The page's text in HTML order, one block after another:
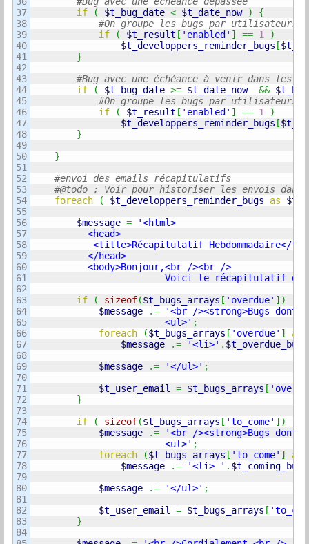
37
38
39
40
41
42
43
44
45
46
47
48
49
50
51
52
53
54
55
56
57
58
59
60
61
62
63
64
65
66
67
68
69
70
71
72
73
74
75
76
77
78
79
80
81
82
83
84
if
( $t_bug_date < $t_date_now )
{
if
( $t_result [ 'enabled' ] == 1
)
$t_developpers_reminder_bugs [
}
if ( $t_bug_date >= $t_date_now &&
if
( $t_result [ 'enabled' ] == 1
)
$t_developpers_reminder_bugs [
}
}
foreach
( $t_developpers_reminder_bugs as
$message =
'<html>
<head>
<title>Récapitulatif Hebdommadaire</
</head>
<body>Bonjour,<br /><br />
Voici le récapitulatif des bugs à
if
( sizeof($t_bugs_arrays [ 'overdue' ] )
$message
.=
'<br /><strong>Bugs dont
<ul>' ;
foreach
($t_bugs_arrays [ 'overdue' ] as
$message
.= '<li>' . $t_overdue_bug
$message
.= '</ul>' ;
$t_user_email
= $t_bugs_arrays [
}
if
( sizeof($t_bugs_arrays [ 'to_come' ] )
$message
.=
'<br /><strong>Bugs dont
<ul>' ;
foreach
($t_bugs_arrays [ 'to_come' ] as
$message
.= '<li> ' . $t_coming_bug
$message
.= '</ul>' ;
$t_user_email
= $t_bugs_arrays [
}